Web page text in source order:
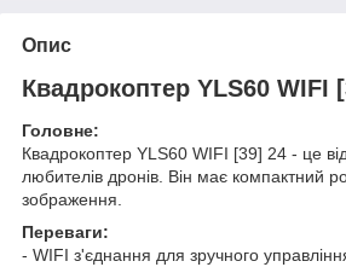
Опис
Квадрокоптер YLS60 WIFI
Головне:
Квадрокоптер YLS60 WIFI [39] 24 - це
любителів дронів. Він має компактний
зображення.
Переваги:
- WIFI з'єднання для зручного